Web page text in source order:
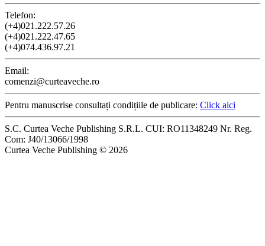
Telefon:
(+4)021.222.57.26
(+4)021.222.47.65
(+4)074.436.97.21
Email:
comenzi@curteaveche.ro
Pentru manuscrise consultați condițiile de publicare: Click aici
S.C. Curtea Veche Publishing S.R.L. CUI: RO11348249 Nr. Reg.
Com: J40/13066/1998
Curtea Veche Publishing © 2026